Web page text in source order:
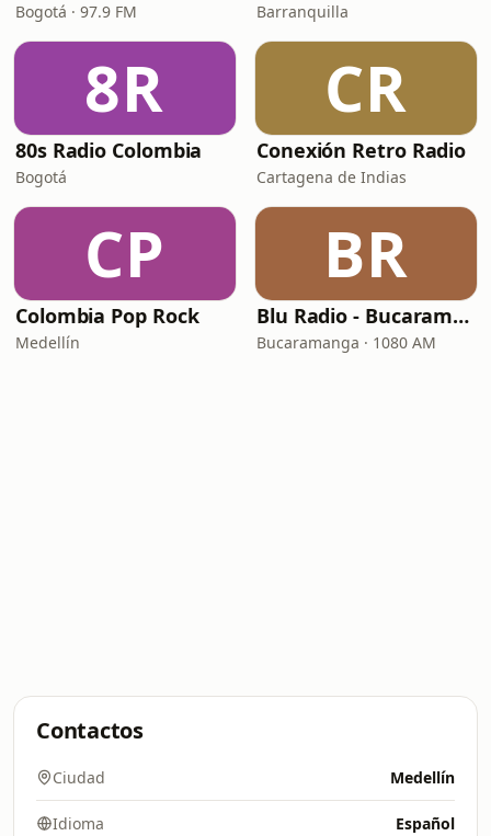
Bogotá · 97.9 FM Barranquilla
8R
80s Radio Colombia
Bogotá
CR
Conexión Retro Radio
Cartagena de Indias
CP
Colombia Pop Rock
Medellín
BR
Blu Radio - Bucaramanga
Bucaramanga · 1080 AM
Contactos
Ciudad Medellín
Idioma Español